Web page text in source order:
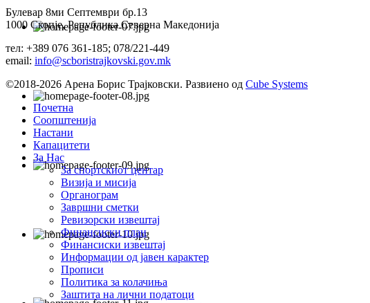
Булевар 8ми Септември бр.13
1000 Скопје, Република Северна Македонија
тел: +389 076 361-185; 078/221-449
email: info@scboristrajkovski.gov.mk
©2018-2026 Арена Борис Трајковски. Развиено од Cube Systems
Почетна
Соопштенија
Настани
Капацитети
За Нас
За спортскиот центар
Визија и мисија
Органограм
Завршни сметки
Ревизорски извештај
Финансиски план
Финансиски извештај
Информации од јавен карактер
Прописи
Политика за колачиња
Заштита на лични податоци